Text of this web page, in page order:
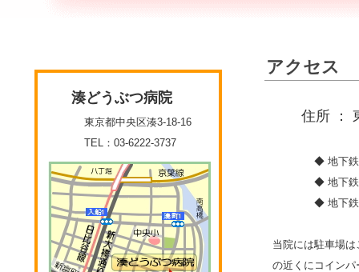
アクセス
住所 ： 東
◆ 地下鉄日比
◆ 地下鉄有
◆ 地下鉄大
当院には駐車場
の近くにコイン
湊どうぶつ病院
東京都中央区湊3-18-16
TEL：03-6222-3737